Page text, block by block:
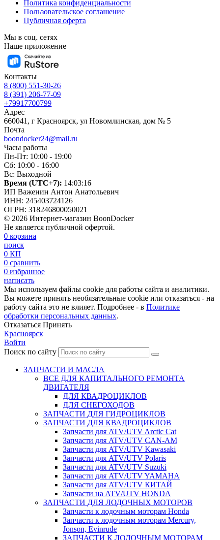
Политика конфиденциальности
Пользовательское соглашение
Публичная оферта
Мы в соц. сетях
Наше приложение
Контакты
8 (800) 551-30-26
8 (391) 206-77-09
+79917700799
Адрес
660041, г Красноярск, ул Новомлинская, дом № 5
Почта
boondocker24@mail.ru
Часы работы
Пн-Пт: 10:00 - 19:00
Сб: 10:00 - 16:00
Вс: Выходной
Время (UTC+7): 14:03:17
ИП Важенин Антон Анатольевич
ИНН: 245403724126
ОГРН: 318246800050021
© 2026 Интернет-магазин BoonDocker
Не является публичной офертой.
0 корзина
поиск
0 КП
0 сравнить
0 избранное
написать
Мы используем файлы cookie для работы сайта и аналитики.
Вы можете принять необязательные cookie или отказаться - на
работу сайта это не влияет. Подробнее - в Политике
обработки персональных данных.
Отказаться Принять
Красноярск
Войти
Поиск по сайту
ЗАПЧАСТИ И МАСЛА
ВСЕ ДЛЯ КАПИТАЛЬНОГО РЕМОНТА
ДВИГАТЕЛЯ
ДЛЯ КВАДРОЦИКЛОВ
ДЛЯ СНЕГОХОДОВ
ЗАПЧАСТИ ДЛЯ ГИДРОЦИКЛОВ
ЗАПЧАСТИ ДЛЯ КВАДРОЦИКЛОВ
Запчасти для ATV/UTV Arctic Cat
Запчасти для ATV/UTV CAN-AM
Запчасти для ATV/UTV Kawasaki
Запчасти для ATV/UTV Polaris
Запчасти для ATV/UTV Suzuki
Запчасти для ATV/UTV YAMAHA
Запчасти для ATV/UTV КИТАЙ
Запчасти на ATV/UTV HONDA
ЗАПЧАСТИ ДЛЯ ЛОДОЧНЫХ МОТОРОВ
Запчасти к лодочным моторам Honda
Запчасти к лодочным моторам Mercury,
Jonson, Evinrude
ЗАПЧАСТИ К ЛОДОЧНЫМ МОТОРАМ